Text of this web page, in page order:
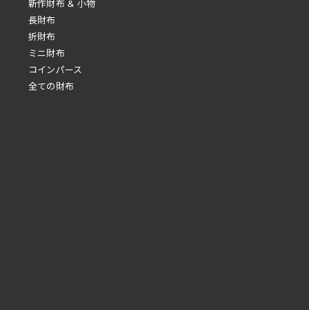
新作財布 & 小物
長財布
折財布
ミニ財布
コインパース
全ての財布